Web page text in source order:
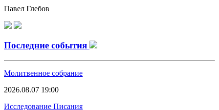
Павел Глебов
Последние события
Молитвенное собрание
2026.08.07 19:00
Исследование Писания